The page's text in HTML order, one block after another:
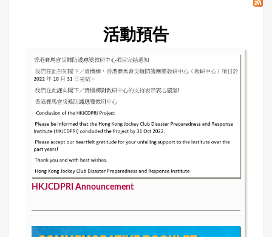
活動預告
HKJCDPRI Announcement